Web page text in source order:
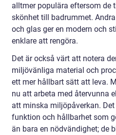
alltmer populära eftersom de
skönhet till badrummet.
och glas ger en modern och
enklare att rengöra.
Det är också värt att notera
miljövänliga material och
ett mer hållbart sätt att leva.
nu att arbeta med återvunna
att minska miljöpåverkan.
funktion och hållbarhet som
än bara en nödvändighet; de